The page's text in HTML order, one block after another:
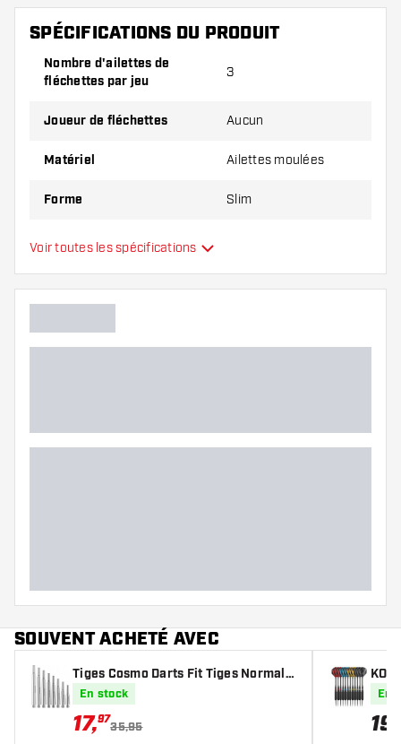
Conseil de Dartshopper !
et de tiges. Ils peuvent être endommagés ou
cassés à l'usage.
épaisseur différents des ailettes pour découvrir
SPÉCIFICATIONS DU PRODUIT
Nombre d'ailettes de
fléchettes par jeu
3
Joueur de fléchettes Aucun
Matériel Ailettes moulées
Forme Slim
Type
Flexibilité
Voir toutes les spécifications
SOUVENT ACHETÉ AVEC
Tiges Cosmo Darts Fit Tiges Normal -
Super Duralumin - Metal - Locked
En stock
17,97
35,95
En
19